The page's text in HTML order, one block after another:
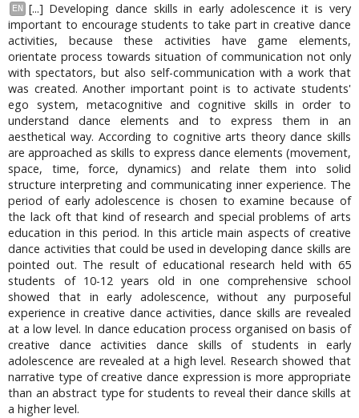
EN
[...] Developing dance skills in early adolescence it is very
important to encourage students to take part in creative dance
activities, because these activities have game elements,
orientate process towards situation of communication not only
with spectators, but also self-communication with a work that
was created. Another important point is to activate students'
ego system, metacognitive and cognitive skills in order to
understand dance elements and to express them in an
aesthetical way. According to cognitive arts theory dance skills
are approached as skills to express dance elements (movement,
space, time, force, dynamics) and relate them into solid
structure interpreting and communicating inner experience. The
period of early adolescence is chosen to examine because of
the lack oft that kind of research and special problems of arts
education in this period. In this article main aspects of creative
dance activities that could be used in developing dance skills are
pointed out. The result of educational research held with 65
students of 10-12 years old in one comprehensive school
showed that in early adolescence, without any purposeful
experience in creative dance activities, dance skills are revealed
at a low level. In dance education process organised on basis of
creative dance activities dance skills of students in early
adolescence are revealed at a high level. Research showed that
narrative type of creative dance expression is more appropriate
than an abstract type for students to reveal their dance skills at
a higher level.